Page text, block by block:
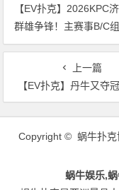
【EV扑克】2026KPC济
群雄争锋！主赛事B/C
407人次参赛52人晋级
赵洪军分别登顶小组CL
混合游戏持续开启助你
上一篇
【EV扑克】丹牛又夺冠了！力抗PLO决赛桌17条金手链大神，斩获今年第三座
文
Copyright © 蜗牛扑
蜗牛娱乐,